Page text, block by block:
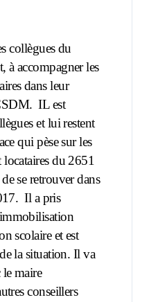
collègues du
à accompagner les
dans leur
IL est
et lui restent
qui pèse sur les
du 2651
se retrouver dans
Il a pris
scolaire et est
la situation. Il va
maire
conseillers